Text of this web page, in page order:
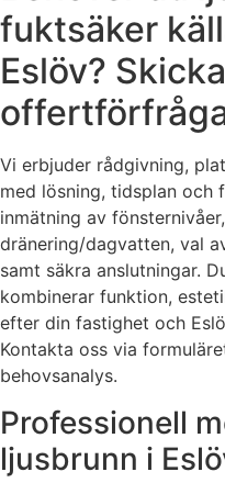
fuktsäker
Eslöv?
Vi erbjuder rådgivning,
med lösning, tidsplan och
inmätning av
dränering/dagvatten, val
samt säkra anslutningar.
kombinerar funktion,
efter din fastighet och
Kontakta oss via
behovsanalys.
Professionell
ljusbrunn i